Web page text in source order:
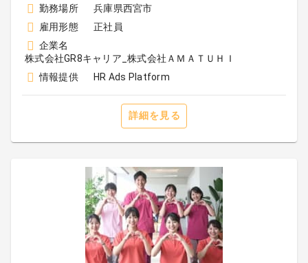
勤務場所
兵庫県西宮市
雇用形態
正社員
企業名
株式会社GR8キャリア_株式会社ＡＭＡＴＵＨＩ
情報提供
HR Ads Platform
詳細を見る